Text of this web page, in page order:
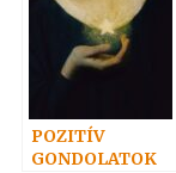
POZITÍV
GONDOLATOK